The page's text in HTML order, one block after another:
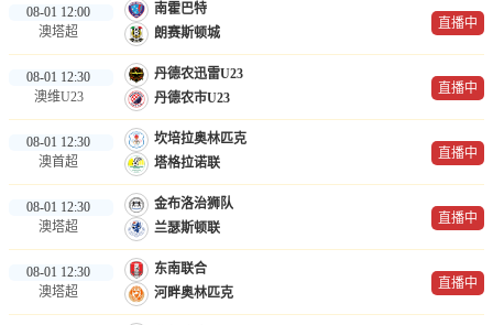
08-01 12:00
澳塔超
南霍巴特
朗赛斯顿城
直播中
08-01 12:30
澳维U23
丹德农迅雷U23
丹德农市U23
直播中
08-01 12:30
澳首超
坎培拉奥林匹克
塔格拉诺联
直播中
08-01 12:30
澳塔超
金布洛治狮队
兰瑟斯顿联
直播中
08-01 12:30
澳塔超
东南联合
河畔奥林匹克
直播中